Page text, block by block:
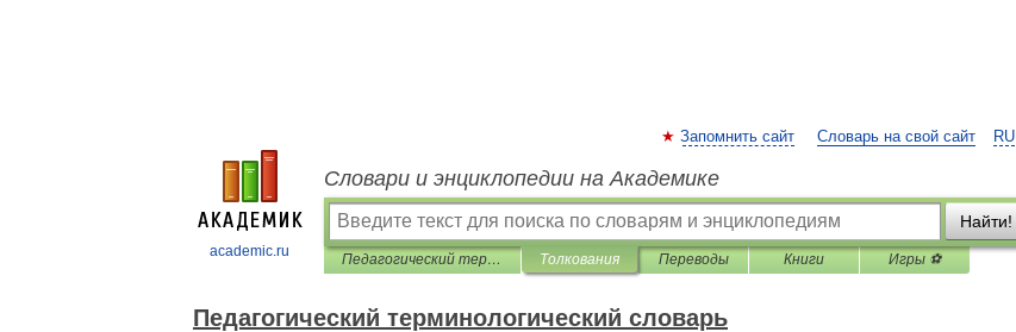
academic.ru
RU
Запомнить сайт Словарь на свой сайт
Словари и энциклопедии на Академике
Найти!
Педагогический терминологический словарь Толкования Переводы Книги Игры ⚽
Педагогический терминологический словарь